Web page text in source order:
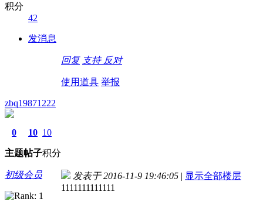
积分
42
发消息
回复 支持 反对
使用道具 举报
zbq19871222
0
主题
10
帖子
10
积分
初级会员 发表于 2016-11-9 19:46:05 | 显示全部楼层
1111111111111